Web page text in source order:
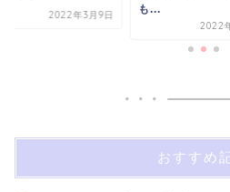
おすすめ